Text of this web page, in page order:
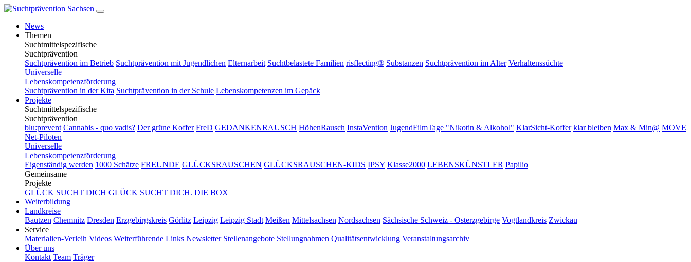
News
Themen
Suchtmittelspezifische
Suchtprävention
Suchtprävention im Betrieb Suchtprävention mit Jugendlichen Elternarbeit Suchtbelastete Familien risflecting® Substanzen Suchtprävention im Alter Verhaltenssüchte
Universelle
Lebenskompetenzförderung
Suchtprävention in der Kita Suchtprävention in der Schule Lebenskompetenzen im Gepäck
Projekte
Suchtmittelspezifische
Suchtprävention
blu:prevent Cannabis - quo vadis? Der grüne Koffer FreD GEDANKENRAUSCH HöhenRausch InstaVention JugendFilmTage "Nikotin & Alkohol" KlarSicht-Koffer klar bleiben Max & Min@ MOVE
Net-Piloten
Universelle
Lebenskompetenzförderung
Eigenständig werden 1000 Schätze FREUNDE GLÜCKSRAUSCHEN GLÜCKSRAUSCHEN-KIDS IPSY Klasse2000 LEBENSKÜNSTLER Papilio
Gemeinsame
Projekte
GLÜCK SUCHT DICH GLÜCK SUCHT DICH. DIE BOX
Weiterbildung
Landkreise
Bautzen Chemnitz Dresden Erzgebirgskreis Görlitz Leipzig Leipzig Stadt Meißen Mittelsachsen Nordsachsen Sächsische Schweiz - Osterzgebirge Vogtlandkreis Zwickau
Service
Materialien-Verleih Videos Weiterführende Links Newsletter Stellenangebote Stellungnahmen Qualitätsentwicklung Veranstaltungsarchiv
Über uns
Kontakt Team Träger